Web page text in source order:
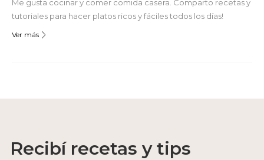
Me gusta cocinar y comer comida casera. Comparto recetas y
tutoriales para hacer platos ricos y fáciles todos los días!
Ver más
Recibí recetas y tips